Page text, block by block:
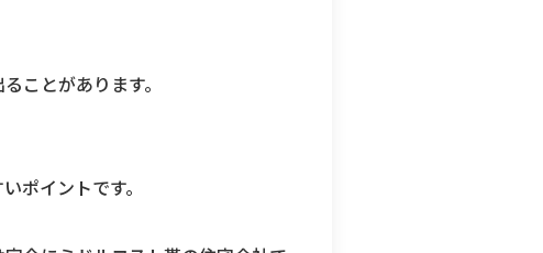
ことがあります。
ポイントです。